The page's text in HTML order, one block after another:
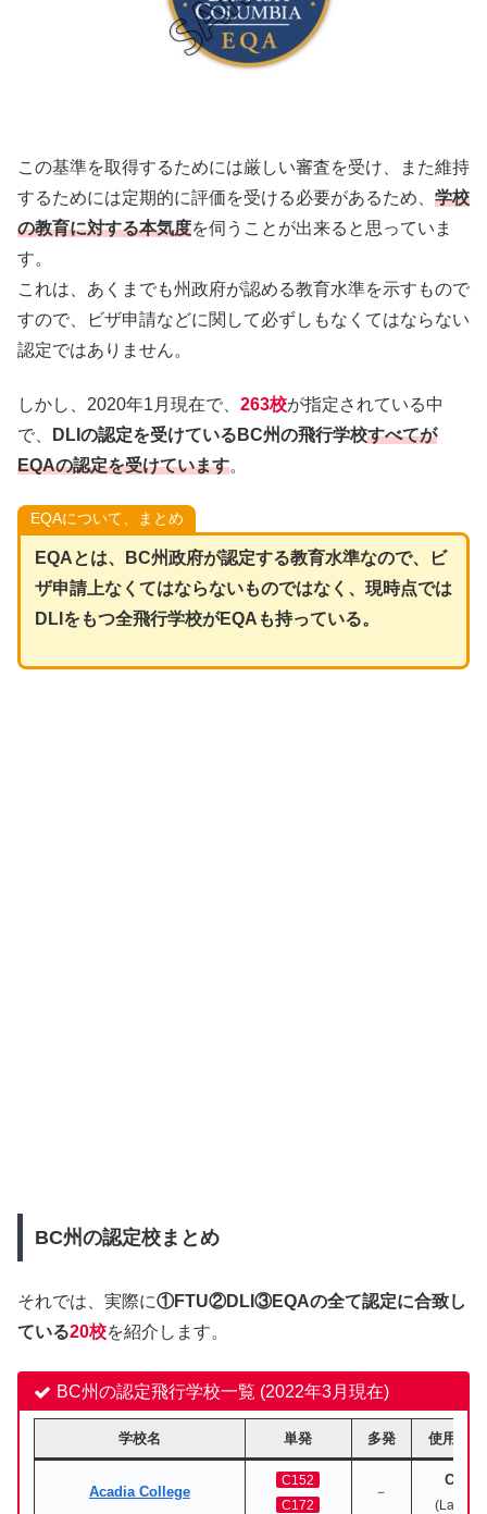
この基準を取得するためには厳しい審査を受け、また維持
するためには定期的に評価を受ける必要があるため、 学校
の教育に対する本気度を伺うことが出来ると思っていま
す。
これは、あくまでも州政府が認める教育水準を示すもので
すので、ビザ申請などに関して必ずしもなくてはならない
認定ではありません。
しかし、2020年1月現在で、 263校が指定されている中
で、
DLIの認定を受けているBC州の飛行学校すべてが
EQAの認定を受けています。
EQAについて、まとめ
EQAとは、BC州政府が認定する教育水準なので、ビ
ザ申請上なくてはならないものではなく、現時点では
DLIをもつ全飛行学校がEQAも持っている。
BC州の認定校まとめ
それでは、実際に①FTU②DLI③EQAの全て認定に合致し
ている20校を紹介します。
BC州の認定飛行学校一覧 (2022年3月現在)
学校名 単発 多発 使用飛
Acadia College
C152
C172
－
CYNJ